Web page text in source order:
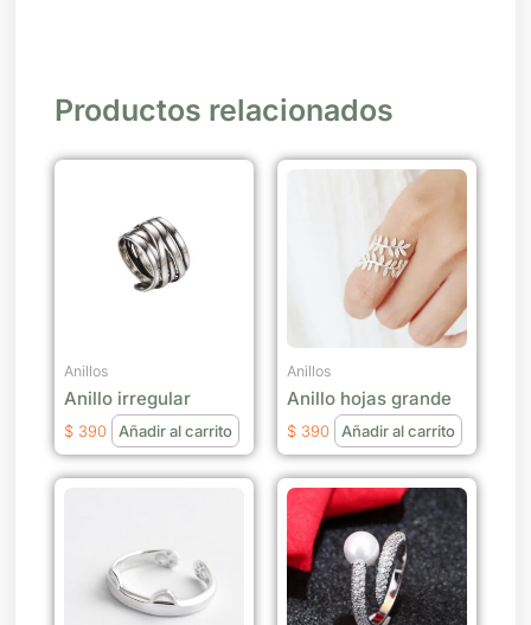
Productos relacionados
Anillos
Anillo irregular
$ 390 Añadir al carrito
Anillos
Anillo hojas grande
$ 390 Añadir al carrito